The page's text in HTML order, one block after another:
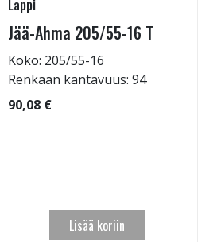
Lappi
Jää-Ahma 205/55-16 T
Koko: 205/55-16
Renkaan kantavuus: 94
90,08 €
Lisää koriin